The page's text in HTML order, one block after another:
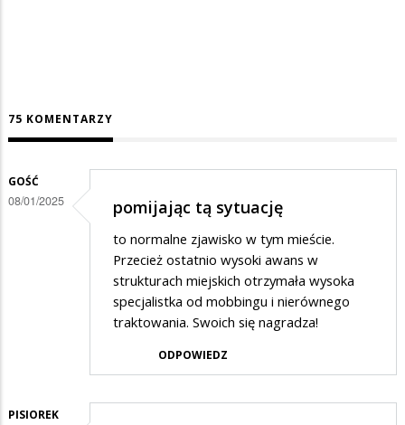
75 KOMENTARZY
GOŚĆ
08/01/2025 pomijając tą sytuację
to normalne zjawisko w tym mieście.
Przecież ostatnio wysoki awans w
strukturach miejskich otrzymała wysoka
specjalistka od mobbingu i nierównego
traktowania. Swoich się nagradza!
ODPOWIEDZ
PISIOREK